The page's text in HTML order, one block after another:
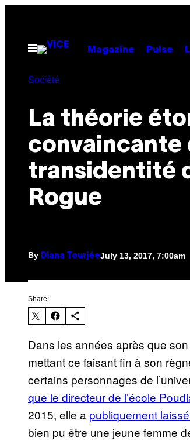
contentOpen
Menu
Magazine Pulse
Société
La théorie
convaincante
transidentité
Rogue
By Diana TourjéeJuly 13, 2017, 7:00am
Share:
Dans les années après que
mettant ce faisant fin à son
certains personnages de
que le directeur de l’école
2015, elle a publiquement
bien pu être une jeune femme